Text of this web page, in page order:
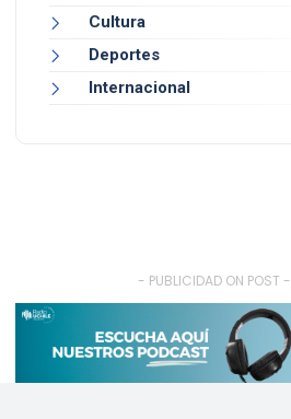
Cultura
Deportes
Internacional
- PUBLICIDAD ON POST -